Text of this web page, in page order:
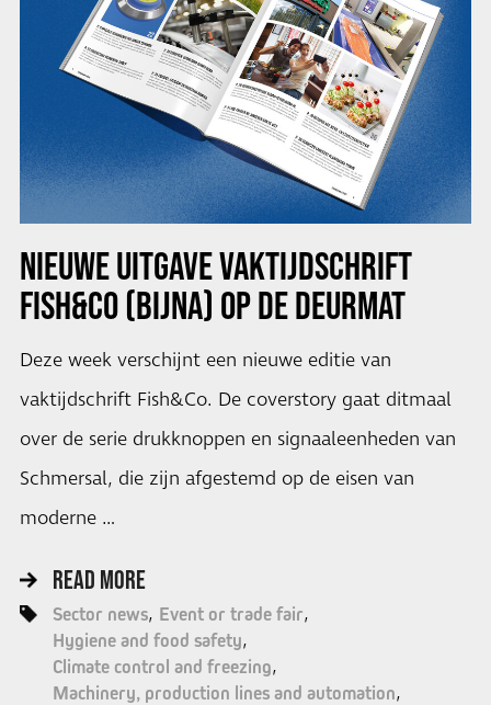
NIEUWE UITGAVE VAKTIJDSCHRIFT
FISH&CO (BIJNA) OP DE DEURMAT
Deze week verschijnt een nieuwe editie van
vaktijdschrift Fish&Co. De coverstory gaat ditmaal
over de serie drukknoppen en signaaleenheden van
Schmersal, die zijn afgestemd op de eisen van
moderne …
READ MORE
Sector news Event or trade fair
Hygiene and food safety
Climate control and freezing
Machinery, production lines and automation